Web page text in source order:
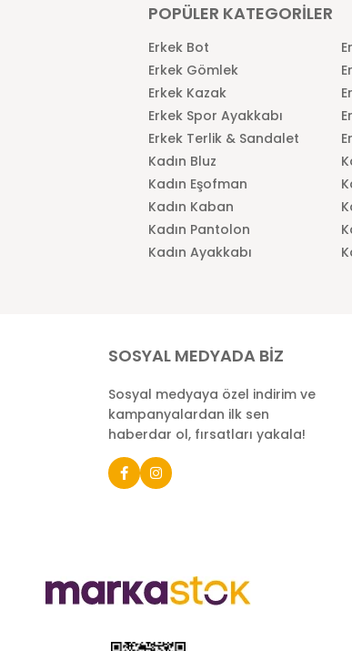
POPÜLER KATEGORİLER
Erkek Bot
Erkek Gömlek
Erkek Kazak
Erkek Spor Ayakkabı
Erkek Terlik & Sandalet
Kadın Bluz
Kadın Eşofman
Kadın Kaban
Kadın Pantolon
Kadın Ayakkabı
SOSYAL MEDYADA BİZ
Sosyal medyaya özel indirim ve
kampanyalardan ilk sen
haberdar ol, fırsatları yakala!